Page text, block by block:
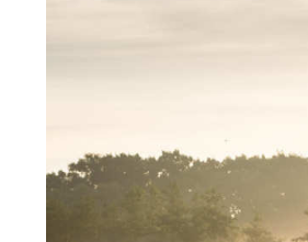
Gaas op rol
Fijn gaas